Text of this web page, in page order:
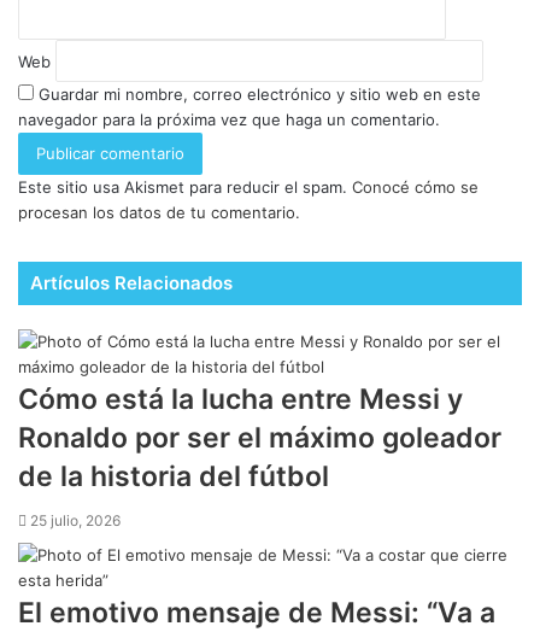
Web
Guardar mi nombre, correo electrónico y sitio web en este
navegador para la próxima vez que haga un comentario.
Este sitio usa Akismet para reducir el spam. Conocé cómo se
procesan los datos de tu comentario.
Artículos Relacionados
Cómo está la lucha entre Messi y
Ronaldo por ser el máximo goleador
de la historia del fútbol
25 julio, 2026
El emotivo mensaje de Messi: “Va a